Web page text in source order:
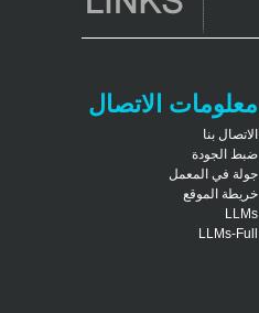
معلومات الاتصال
الاتصال بنا
ضبط الجودة
جولة في المعمل
خريطة الموقع
LLMs
LLMs-Full